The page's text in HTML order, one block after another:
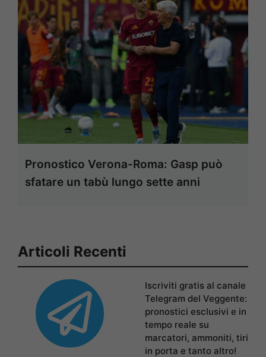
Pronostico Verona-Roma: Gasp può
sfatare un tabù lungo sette anni
Articoli Recenti
Iscriviti gratis al canale
Telegram del Veggente:
pronostici esclusivi e in
tempo reale su
marcatori, ammoniti, tiri
in porta e tanto altro!